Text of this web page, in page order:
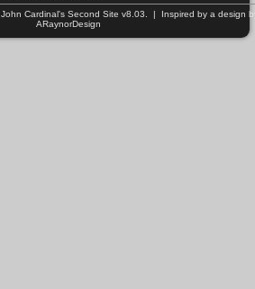
John Cardinal's Second Site v8.03. | Inspired by a design
ARaynorDesign